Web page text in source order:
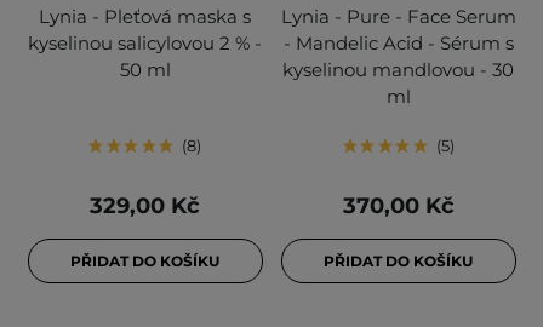
Lynia - Pleťová maska s
kyselinou salicylovou 2 % -
50 ml
8
329,00 Kč
PŘIDAT DO KOŠÍKU
Lynia - Pure - Face Serum
- Mandelic Acid - Sérum s
kyselinou mandlovou - 30
ml
5
370,00 Kč
PŘIDAT DO KOŠÍKU